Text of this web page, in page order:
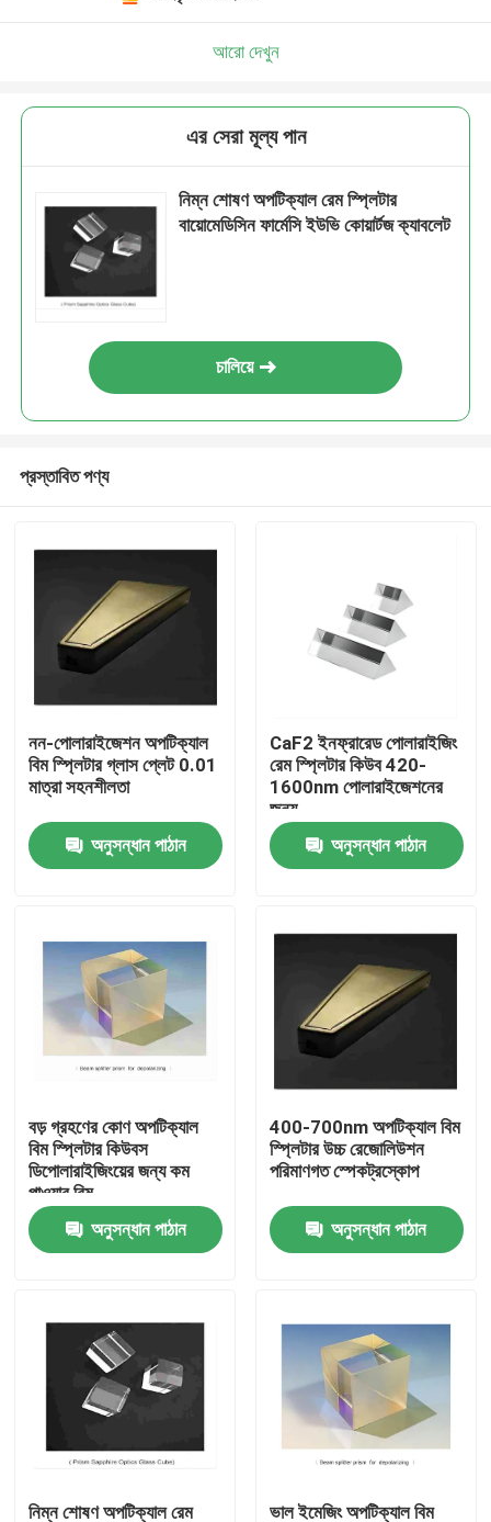
পণ্য
ভিডিও
কারখানা ভ্রমণ
মান নিয়ন্ত্রণ
উদ্ধৃতির জন্য আবেদন
ফ্লুরোসেন্স ব্যান্ডপাস ফিল্টার
আরো দেখুন
এর সেরা মূল্য পান
নিম্ন শোষণ অপটিক্যাল রেম স্প্লিটার
বায়োমেডিসিন ফার্মেসি ইউভি কোয়ার্টজ ক্যাবলেট
চালিয়ে
প্রস্তাবিত পণ্য
নন-পোলারাইজেশন অপটিক্যাল
বিম স্প্লিটার গ্লাস প্লেট 0.01
মাত্রা সহনশীলতা
অনুসন্ধান পাঠান
CaF2 ইনফ্রারেড পোলারাইজিং
রেম স্প্লিটার কিউব 420-
1600nm পোলারাইজেশনের
জন্য
অনুসন্ধান পাঠান
বড় গ্রহণের কোণ অপটিক্যাল
বিম স্প্লিটার কিউবস
ডিপোলারাইজিংয়ের জন্য কম
পাওয়ার বিম
অনুসন্ধান পাঠান
400-700nm অপটিক্যাল বিম
স্প্লিটার উচ্চ রেজোলিউশন
পরিমাণগত স্পেকট্রস্কোপ
অনুসন্ধান পাঠান
নিম্ন শোষণ অপটিক্যাল রেম ভাল ইমেজিং অপটিক্যাল বিম